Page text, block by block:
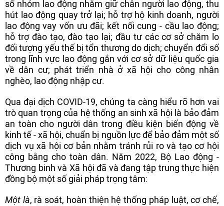
số nhóm lao động nhằm giữ chân người lao động, thu
hút lao động quay trở lại; hỗ trợ hộ kinh doanh, người
lao động vay vốn ưu đãi; kết nối cung - cầu lao động;
hỗ trợ đào tạo, đào tạo lại; đầu tư các cơ sở chăm lo
đối tượng yếu thế bị tổn thương do dịch; chuyển đổi số
trong lĩnh vực lao động gắn với cơ sở dữ liệu quốc gia
về dân cư; phát triển nhà ở xã hội cho công nhân
nghèo, lao động nhập cư.
Qua đại dịch COVID-19, chúng ta càng hiểu rõ hơn vai
trò quan trọng của hệ thống an sinh xã hội là bảo đảm
an toàn cho người dân trong điều kiện biến động về
kinh tế - xã hội, chuẩn bị nguồn lực để bảo đảm một số
dịch vụ xã hội cơ bản nhằm tránh rủi ro và tạo cơ hội
công bằng cho toàn dân. Năm 2022, Bộ Lao động -
Thương binh và Xã hội đã và đang tập trung thực hiện
đồng bộ một số giải pháp trọng tâm:
Một là, rà soát, hoàn thiện hệ thống pháp luật, cơ chế,